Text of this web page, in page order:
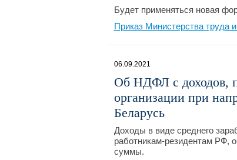
Будет применяться новая
Приказ Министерства труда
06.09.2021
Об НДФЛ с доходов,
организации при
Беларусь
Доходы в виде среднего
работникам-резидентам РФ,
суммы.